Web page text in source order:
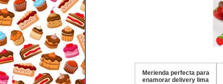
Merienda perfecta para
enamorar delivery lima